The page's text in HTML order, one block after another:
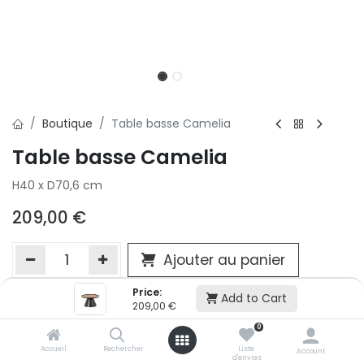
Price:
209,00 € Add to Cart
Accueil Rechercher
0
Liste
d'envies
Account
Boutique Table basse Camelia
Table basse Camelia
H40 x D70,6 cm
209,00 €
Ajouter au panier
Ajouter à la liste d'envie
Si vous ne pouvez pas ajouter cet article dans votre panier
victime de son succès et momentanément indisponible.